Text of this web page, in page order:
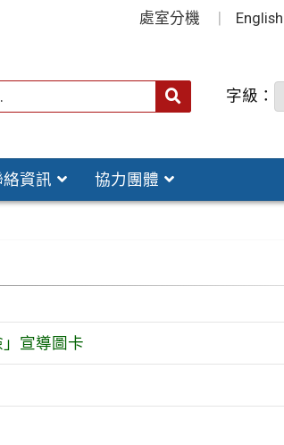
處室分機 English
字級：
絡資訊 協力團體
」宣導圖卡